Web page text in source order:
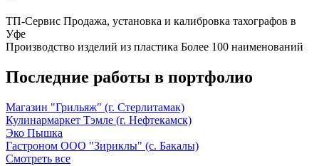
ТП-Сервис Продажа, установка и калибровка тахографов в
Уфе
Производство изделий из пластика Более 100 наименований
Последние работы в портфолио
Магазин "Грильяж" (г. Стерлитамак)
Кулинармаркет Тэмле (г. Нефтекамск)
Эко Пышка
Гастроном ООО "Зириклы" (с. Бакалы)
Смотреть все